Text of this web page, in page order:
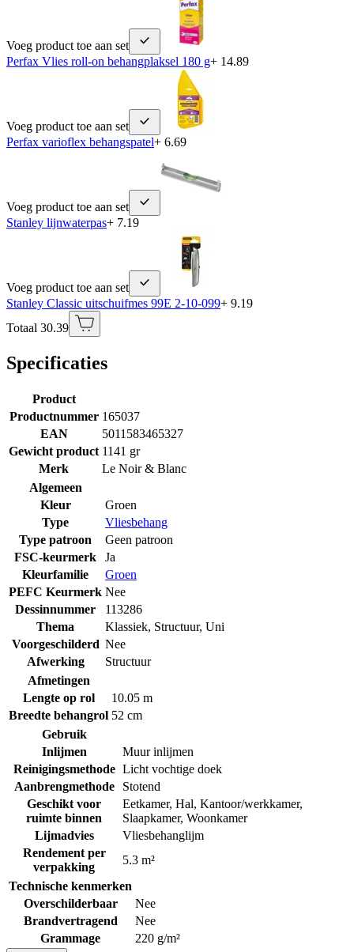
Voeg product toe aan set
Perfax Vlies roll-on behangplaksel 180 g+ 14.89
Voeg product toe aan set
Perfax varioflex behangspatel+ 6.69
Voeg product toe aan set
Stanley lijnwaterpas+ 7.19
Voeg product toe aan set
Stanley Classic uitschuifmes 99E 2-10-099+ 9.19
Totaal 30.39
Specificaties
Product
Productnummer 165037
EAN
5011583465327
Gewicht product 1141 gr
Merk
Le Noir & Blanc
Algemeen
Kleur
Groen
Type
Vliesbehang
Type patroon
Geen patroon
FSC-keurmerk
Ja
Kleurfamilie
Groen
PEFC Keurmerk Nee
Dessinnummer
113286
Thema
Klassiek, Structuur, Uni
Voorgeschilderd Nee
Afwerking
Structuur
Afmetingen
Lengte op rol
10.05 m
Breedte behangrol 52 cm
Gebruik
Inlijmen
Muur inlijmen
Reinigingsmethode Licht vochtige doek
Aanbrengmethode
Stotend
Geschikt voor
ruimte binnen
Eetkamer, Hal, Kantoor/werkkamer,
Slaapkamer, Woonkamer
Lijmadvies
Vliesbehanglijm
Rendement per
verpakking
5.3 m²
Technische kenmerken
Overschilderbaar
Nee
Brandvertragend
Nee
Grammage
220 g/m²